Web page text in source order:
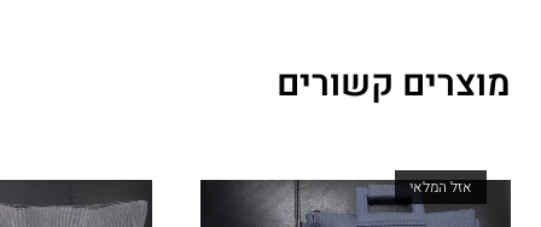
מוצרים קשורים
אזל המלאי